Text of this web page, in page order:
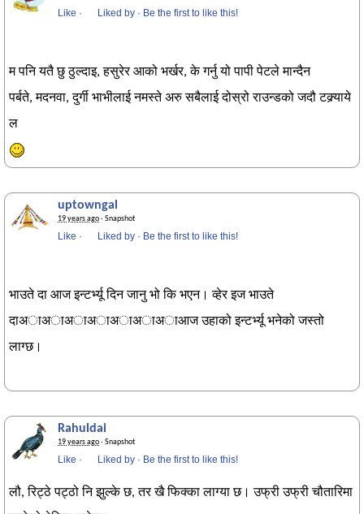
Like · Liked by · Be the first to like this!
म पनि यतै छु ठुल्दाइ, हसुरेर आको भर्खर, के गर्नु यो पापी पेटले मान्दैन
पर्बते, मदनवा, दुर्गी भाभीलाई नमस्ते अरु सबैलाई दोस्रो राउन्डको जदौ टक्र्याये
ल
uptowngal
19 years ago· Snapshot
Like · Liked by · Be the first to like this!
भाउते दा आज इन्टर्भ्यू दिन जानु भो कि भएन। व्हेर इज भाउते
दाअाअाअाअाअाअाअाआज उहाको इन्टर्भ्यू भनेको जस्तो
लाग्छ।
Rahuldai
19 years ago· Snapshot
Like · Liked by · Be the first to like this!
लौ, रिट्ठे पट्ठो नि झुल्के छ, तर खै फिक्का लाग्या छ। उफ्री उफ्री चौतारिमा